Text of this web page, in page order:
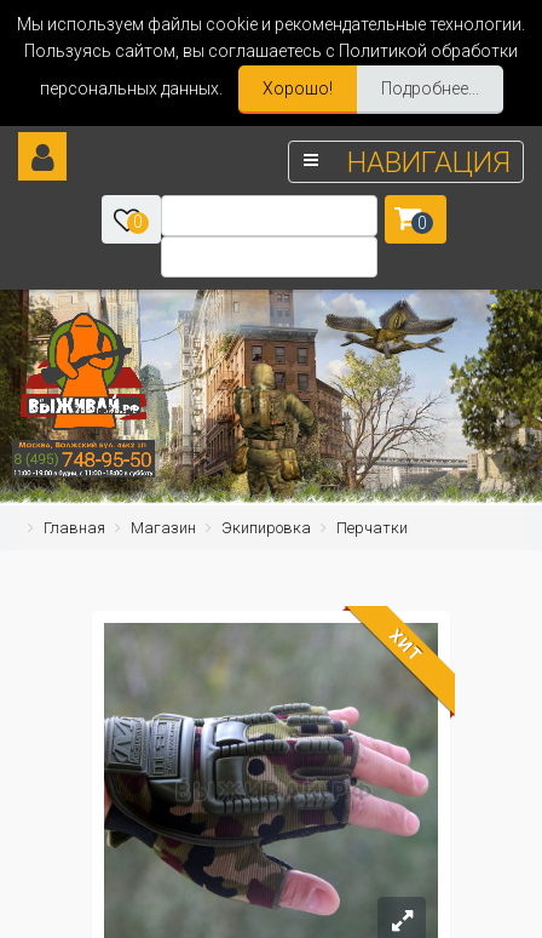
Мы используем файлы cookie и рекомендательные технологии.
Пользуясь сайтом, вы соглашаетесь с Политикой обработки
персональных данных.
Хорошо! Подробнее...
НАВИГАЦИЯ
0 0
Главная Магазин Экипировка Перчатки
ХИТ